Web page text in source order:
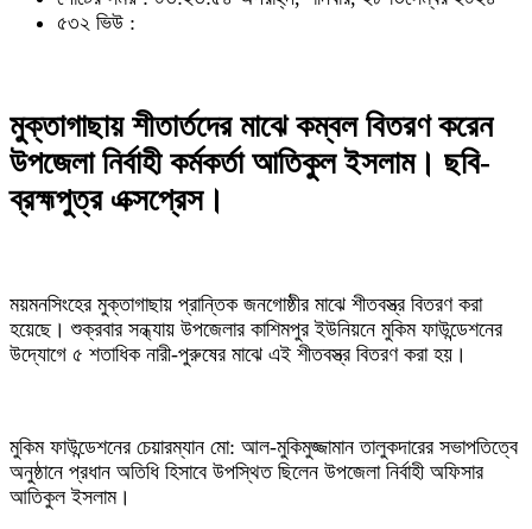
৫৩২ ভিউ :
মুক্তাগাছায় শীতার্তদের মাঝে কম্বল বিতরণ করেন
উপজেলা নির্বাহী কর্মকর্তা আতিকুল ইসলাম। ছবি-
ব্রহ্মপুত্র এক্সপ্রেস।
ময়মনসিংহের মুক্তাগাছায় প্রান্তিক জনগোষ্ঠীর মাঝে শীতবস্ত্র বিতরণ করা
হয়েছে। শুক্রবার সন্ধ্যায় উপজেলার কাশিমপুর ইউনিয়নে মুকিম ফাউন্ডেশনের
উদ্যোগে ৫ শতাধিক নারী-পুরুষের মাঝে এই শীতবস্ত্র বিতরণ করা হয়।
মুকিম ফাউন্ডেশনের চেয়ারম্যান মো: আল-মুকিমুজ্জামান তালুকদারের সভাপতিত্বে
অনুষ্ঠানে প্রধান অতিধি হিসাবে উপস্থিত ছিলেন উপজেলা নির্বাহী অফিসার
আতিকুল ইসলাম।